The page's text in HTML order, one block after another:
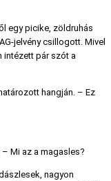
egy picike, zöldruhás
jelvény csillogott. Mivel
intézett pár szót a
hangján. – Ez
Mi az a magasles?
nagyon